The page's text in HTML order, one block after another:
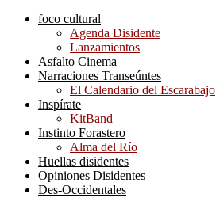
foco cultural
Agenda Disidente
Lanzamientos
Asfalto Cinema
Narraciones Transeúntes
El Calendario del Escarabajo
Inspírate
KitBand
Instinto Forastero
Alma del Río
Huellas disidentes
Opiniones Disidentes
Des-Occidentales